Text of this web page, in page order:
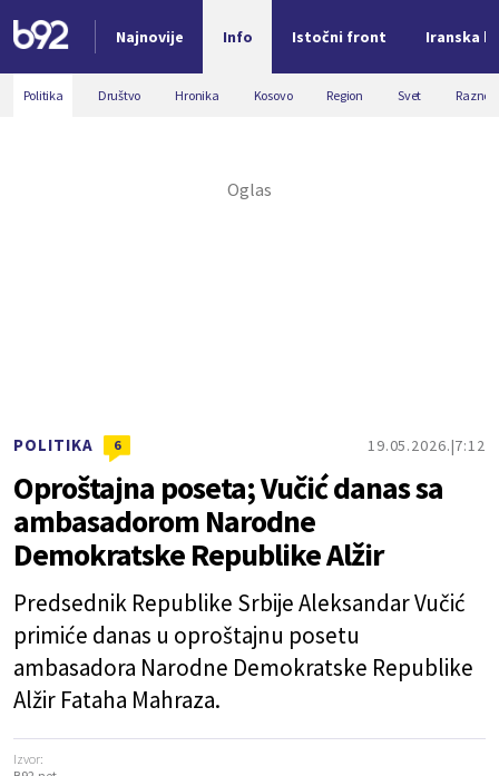
Najnovije Info Istočni front Iranska
Nova vest
Politika Društvo Hronika Kosovo Region Svet Razno
POLITIKA 6 19.05.2026. 7:12
Oproštajna poseta; Vučić danas sa
ambasadorom Narodne
Demokratske Republike Alžir
Predsednik Republike Srbije Aleksandar Vučić
primiće danas u oproštajnu posetu
ambasadora Narodne Demokratske Republike
Alžir Fataha Mahraza.
Izvor: